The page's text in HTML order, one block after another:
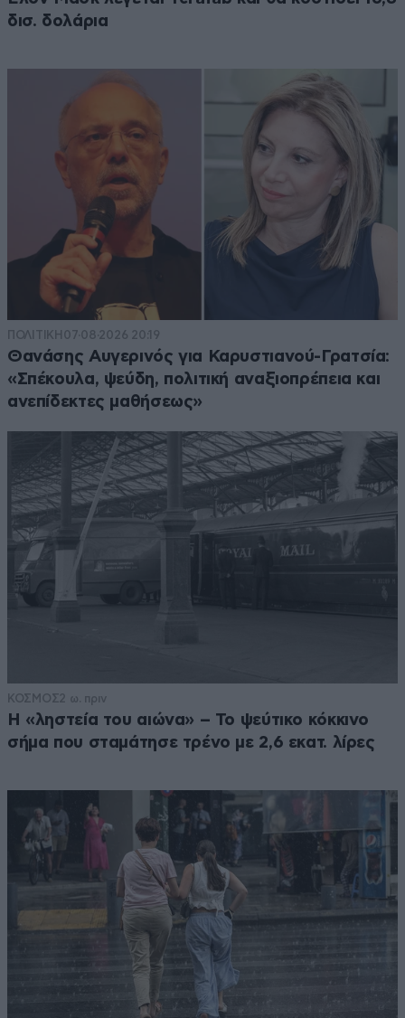
δισ. δολάρια
ΠΟΛΙΤΙΚΗ 07·08·2026 20:19
Θανάσης Αυγερινός για Καρυστιανού-Γρατσία:
«Σπέκουλα, ψεύδη, πολιτική αναξιοπρέπεια και
ανεπίδεκτες μαθήσεως»
ΚΟΣΜΟΣ2 ω. πριν
Η «ληστεία του αιώνα» – Το ψεύτικο κόκκινο
σήμα που σταμάτησε τρένο με 2,6 εκατ. λίρες